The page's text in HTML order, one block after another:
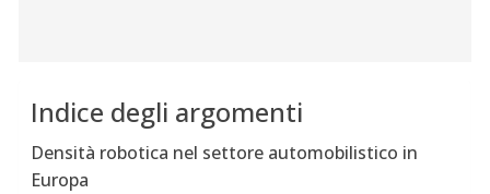
Indice degli argomenti
Densità robotica nel settore automobilistico in
Europa